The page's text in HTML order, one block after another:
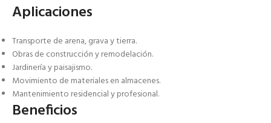
Aplicaciones
Transporte de arena, grava y tierra.
Obras de construcción y remodelación.
Jardinería y paisajismo.
Movimiento de materiales en almacenes.
Mantenimiento residencial y profesional.
Beneficios